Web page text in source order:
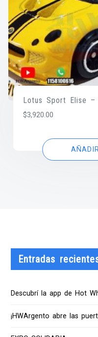
Lotus Sport Elise –
$3,920.00
Entradas
Descubrí la app de Hot
¡HWArgento abre las